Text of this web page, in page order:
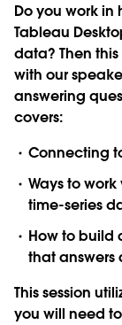
Do you work
Tableau
data? Then
with our
answering
covers:
Connecting
Ways to
time-series
How to build
that answers
This session
you will need